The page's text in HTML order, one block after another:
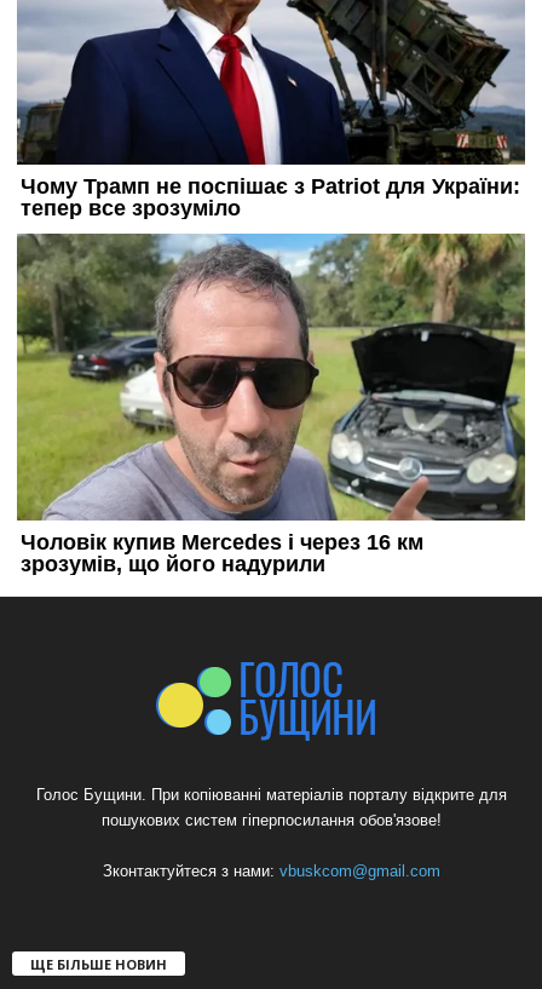
Голос Бущини. При копіюванні матеріалів порталу відкрите для
пошукових систем гіперпосилання обов'язове!
Зконтактуйтеся з нами: vbuskcom@gmail.com
ЩЕ БІЛЬШЕ НОВИН